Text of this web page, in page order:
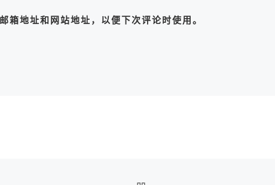
箱地址和网站地址，以便下次评论时使用。